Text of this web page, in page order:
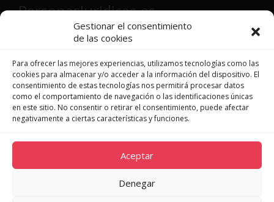
Gestionar el consentimiento
de las cookies
Para ofrecer las mejores experiencias, utilizamos tecnologías como las
cookies para almacenar y/o acceder a la información del dispositivo. El
consentimiento de estas tecnologías nos permitirá procesar datos
como el comportamiento de navegación o las identificaciones únicas
en este sitio. No consentir o retirar el consentimiento, puede afectar
negativamente a ciertas características y funciones.
Aceptar
Denegar
PersonasJuridicas.es
Director y fundador:
Patón
JURISPRUDENCIA
DOCTRINA